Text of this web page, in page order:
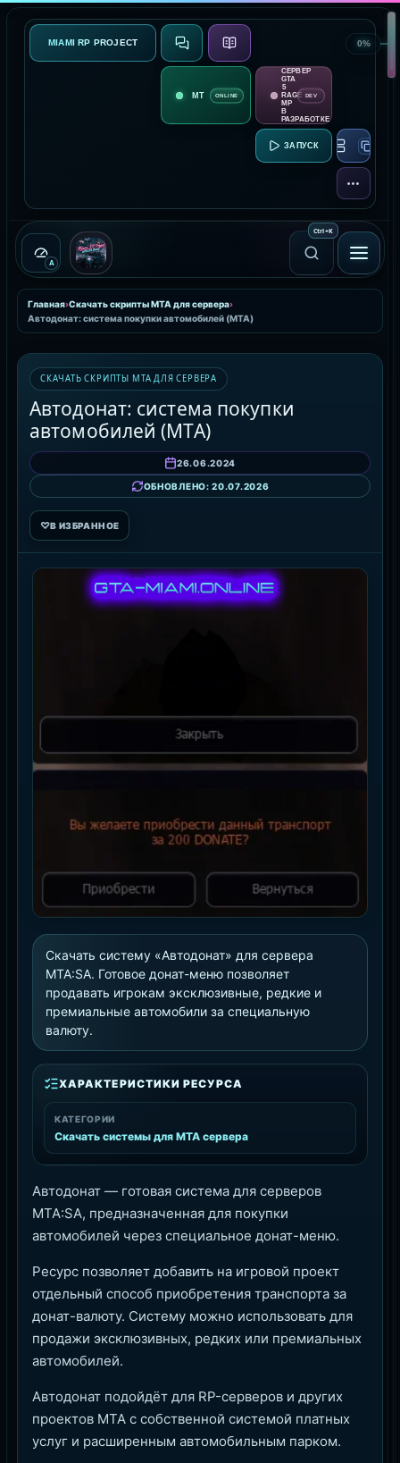
MIAMI RP PROJECT О ПРОЕКТЕ
ONLINE
СЕРВЕР
GTA
5
RAGE
MP
В
РАЗРАБОТКЕ
DEV
RAGE
ЕЩЁ
Ctrl+K
A
Главная›Скачать скрипты MTA для сервера›
Автодонат: система покупки автомобилей (MTA)
СКАЧАТЬ СКРИПТЫ MTA ДЛЯ СЕРВЕРА
Автодонат: система покупки
автомобилей (MTA)
26.06.2024
ОБНОВЛЕНО: 20.07.2026
♡В ИЗБРАННОЕ
Скачать систему «Автодонат» для сервера
MTA:SA. Готовое донат-меню позволяет
продавать игрокам эксклюзивные, редкие и
премиальные автомобили за специальную
валюту.
ХАРАКТЕРИСТИКИ РЕСУРСА
КАТЕГОРИИ
Скачать системы для MTA сервера
Автодонат — готовая система для серверов
MTA:SA, предназначенная для покупки
автомобилей через специальное донат-меню.
Ресурс позволяет добавить на игровой проект
отдельный способ приобретения транспорта за
донат-валюту. Систему можно использовать для
продажи эксклюзивных, редких или премиальных
автомобилей.
Автодонат подойдёт для RP-серверов и других
проектов MTA с собственной системой платных
услуг и расширенным автомобильным парком.
0%